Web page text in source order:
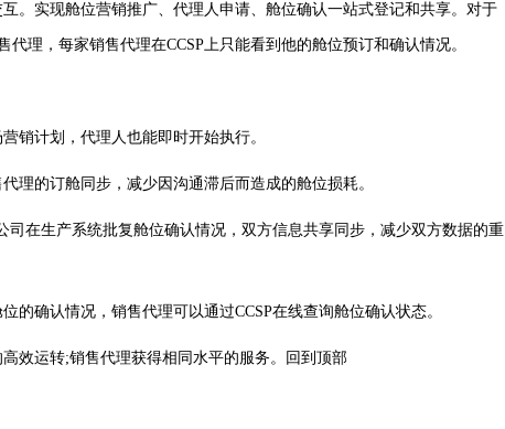
。实现舱位营销推广、代理人申请、舱位确认一站式登记和共享。对于
理，每家销售代理在CCSP上只能看到他的舱位预订和确认情况。
计划，代理人也能即时开始执行。
的订舱同步，减少因沟通滞后而造成的舱位损耗。
在生产系统批复舱位确认情况，双方信息共享同步，减少双方数据的重
确认情况，销售代理可以通过CCSP在线查询舱位确认状态。
运转;销售代理获得相同水平的服务。回到顶部